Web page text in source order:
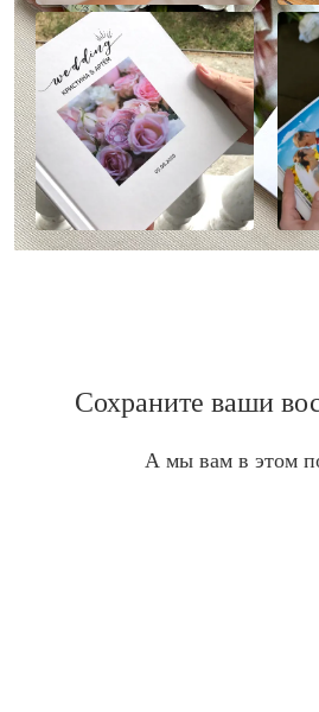
Сохраните ваши
А мы вам в этом